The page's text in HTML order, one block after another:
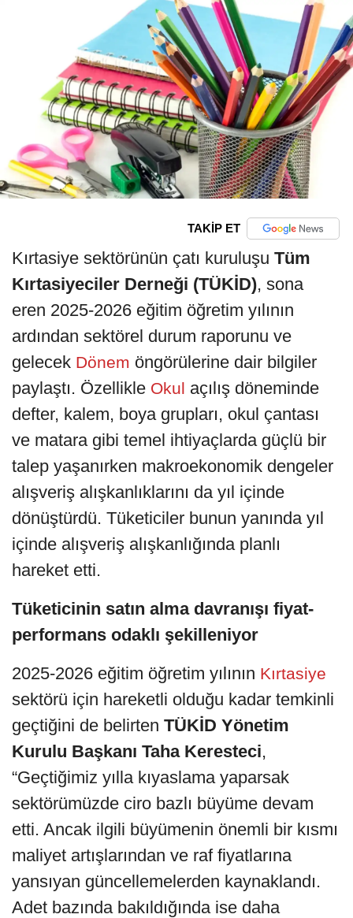
TAKİP ET
Kırtasiye sektörünün çatı kuruluşu Tüm
Kırtasiyeciler Derneği (TÜKİD), sona
eren 2025-2026 eğitim öğretim yılının
ardından sektörel durum raporunu ve
gelecek Dönem öngörülerine dair bilgiler
paylaştı. Özellikle Okul açılış döneminde
defter, kalem, boya grupları, okul çantası
ve matara gibi temel ihtiyaçlarda güçlü bir
talep yaşanırken makroekonomik dengeler
alışveriş alışkanlıklarını da yıl içinde
dönüştürdü. Tüketiciler bunun yanında yıl
içinde alışveriş alışkanlığında planlı
hareket etti.
Tüketicinin satın alma davranışı fiyat-
performans odaklı şekilleniyor
2025-2026 eğitim öğretim yılının Kırtasiye
sektörü için hareketli olduğu kadar temkinli
geçtiğini de belirten TÜKİD Yönetim
Kurulu Başkanı Taha Keresteci,
“Geçtiğimiz yılla kıyaslama yaparsak
sektörümüzde ciro bazlı büyüme devam
etti. Ancak ilgili büyümenin önemli bir kısmı
maliyet artışlarından ve raf fiyatlarına
yansıyan güncellemelerden kaynaklandı.
Adet bazında bakıldığında ise daha